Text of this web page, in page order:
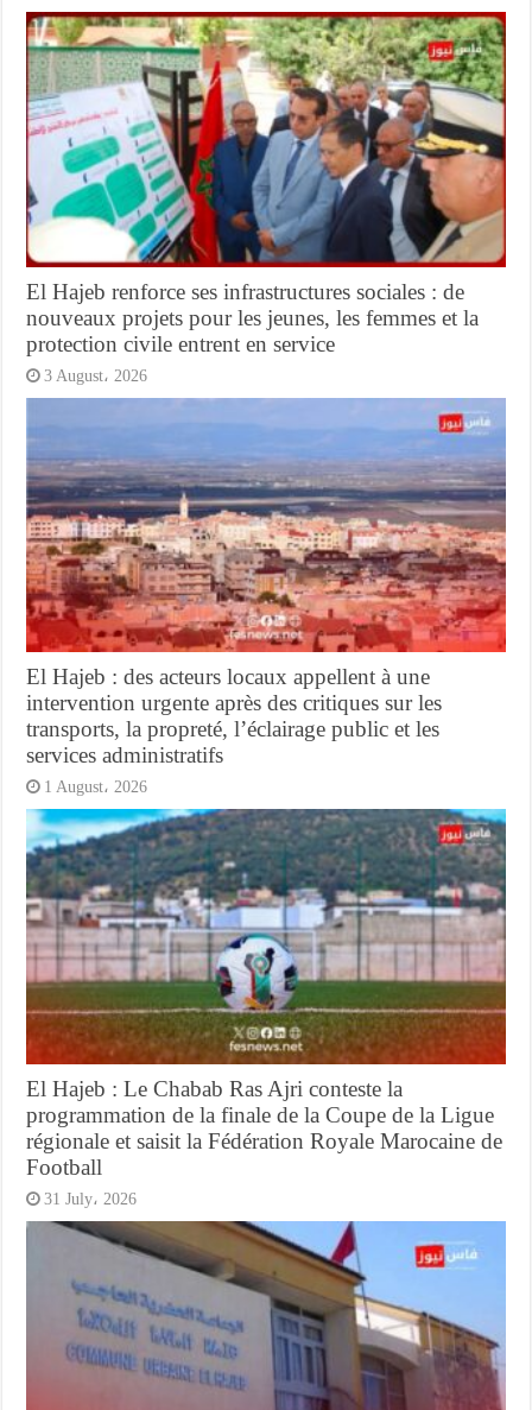
El Hajeb renforce ses infrastructures sociales : de
nouveaux projets pour les jeunes, les femmes et la
protection civile entrent en service
3 August، 2026
El Hajeb : des acteurs locaux appellent à une
intervention urgente après des critiques sur les
transports, la propreté, l’éclairage public et les
services administratifs
1 August، 2026
El Hajeb : Le Chabab Ras Ajri conteste la
programmation de la finale de la Coupe de la Ligue
régionale et saisit la Fédération Royale Marocaine de
Football
31 July، 2026